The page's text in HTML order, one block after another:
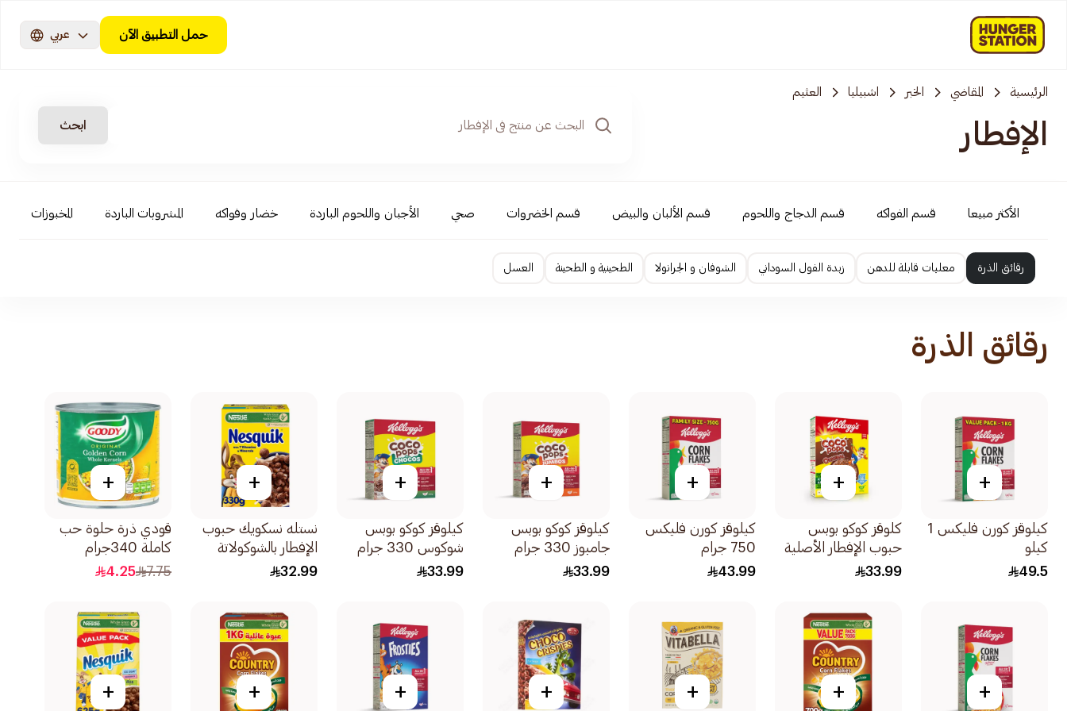
حمل التطبيق الآن عربي
الرئيسية المقاضي الخبر اشبيليا العثيم
الإفطار ابحث
الأكثر مبيعا قسم الفواكه قسم الدجاج واللحوم قسم الألبان والبيض قسم الخضروات صحي الأجبان واللحوم الباردة خضار وفواكه المشروبات الباردة المخبوزات
رقائق الذرة معلبات قابلة للدهن زبدة الفول السوداني الشوفان و الجرانولا الطحينية و الطحينة العسل
رقائق الذرة
+
كيلوقز كورن فليكس 1
كيلو
49.5
+
كلوقز كوكو بوبس
حبوب الإفطار الأصلية
330جرام
33.99
+
كيلوقز كورن فليكس
750 جرام
43.99
+
كيلوقز كوكو بوبس
جامبوز 330 جرام
33.99
+
كيلوقز كوكو بوبس
شوكوس 330 جرام
33.99
+
نستله نسكويك حبوب
الإفطار بالشوكولاتة
330جرام
32.99
+
قودي ذرة حلوة حب
كاملة 340جرام
7.75
4.25
+
+
+
+
+
+
+